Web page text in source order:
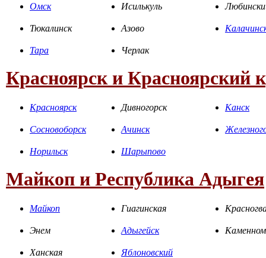
Омск Исилькуль
Тюкалинск Азово
Тара Черлак
Красноярск и Красноярский
Красноярск Дивногорск Канск
Сосновоборск Ачинск
Норильск Шарыпово
Майкоп и Республика Адыгея
Майкоп Гиагинская
Энем Адыгейск
Ханская Яблоновский